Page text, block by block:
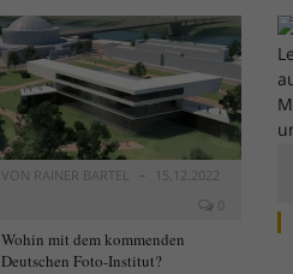
VON RAINER BARTEL
15.12.2022
0
Wohin mit dem kommenden
Deutschen Foto-Institut?